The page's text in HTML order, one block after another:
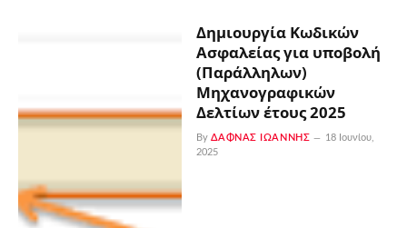
Δημιουργία Κωδικών
Ασφαλείας για υποβολή
(Παράλληλων)
Μηχανογραφικών
Δελτίων έτους 2025
By ΔΑΦΝΆΣ ΙΩΆΝΝΗΣ
18 Ιουνίου,
2025